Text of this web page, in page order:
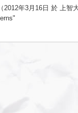
2012年3月16日 於 上智